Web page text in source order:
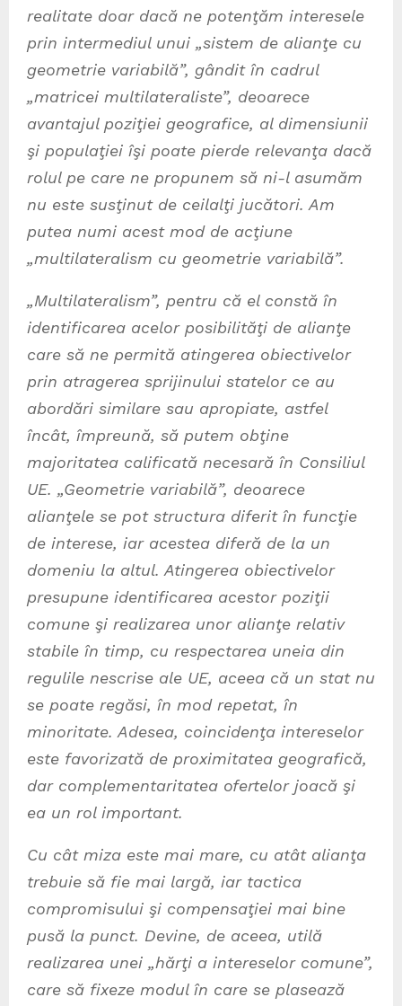
realitate doar dacă ne potenţăm interesele
prin intermediul unui „sistem de alianţe cu
geometrie variabilă”, gândit în cadrul
„matricei multilateraliste”, deoarece
avantajul poziţiei geografice, al dimensiunii
şi populaţiei îşi poate pierde relevanţa dacă
rolul pe care ne propunem să ni-l asumăm
nu este susţinut de ceilalţi jucători. Am
putea numi acest mod de acţiune
„multilateralism cu geometrie variabilă”.
„Multilateralism”, pentru că el constă în
identificarea acelor posibilităţi de alianţe
care să ne permită atingerea obiectivelor
prin atragerea sprijinului statelor ce au
abordări similare sau apropiate, astfel
încât, împreună, să putem obţine
majoritatea calificată necesară în Consiliul
UE. „Geometrie variabilă”, deoarece
alianţele se pot structura diferit în funcţie
de interese, iar acestea diferă de la un
domeniu la altul. Atingerea obiectivelor
presupune identificarea acestor poziţii
comune şi realizarea unor alianţe relativ
stabile în timp, cu respectarea uneia din
regulile nescrise ale UE, aceea că un stat nu
se poate regăsi, în mod repetat, în
minoritate. Adesea, coincidenţa intereselor
este favorizată de proximitatea geografică,
dar complementaritatea ofertelor joacă şi
ea un rol important.
Cu cât miza este mai mare, cu atât alianţa
trebuie să fie mai largă, iar tactica
compromisului şi compensaţiei mai bine
pusă la punct. Devine, de aceea, utilă
realizarea unei „hărţi a intereselor comune”,
care să fixeze modul în care se plasează